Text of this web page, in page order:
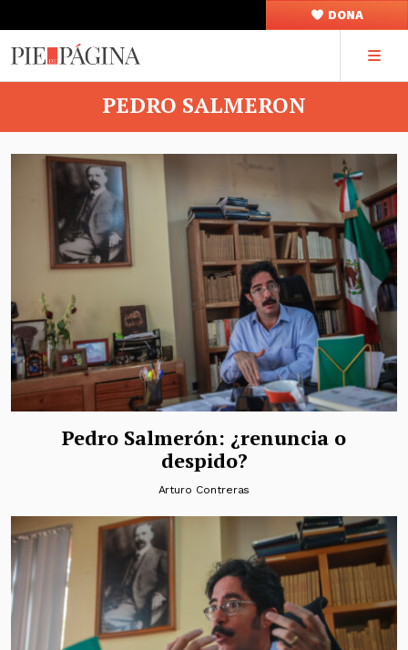
DONA
PEDRO SALMERON
Pedro Salmerón: ¿renuncia o
despido?
Arturo Contreras